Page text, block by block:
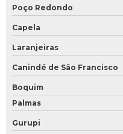
Poço Redondo
Capela
Laranjeiras
Canindé de São Francisco
Boquim
Palmas
Gurupi